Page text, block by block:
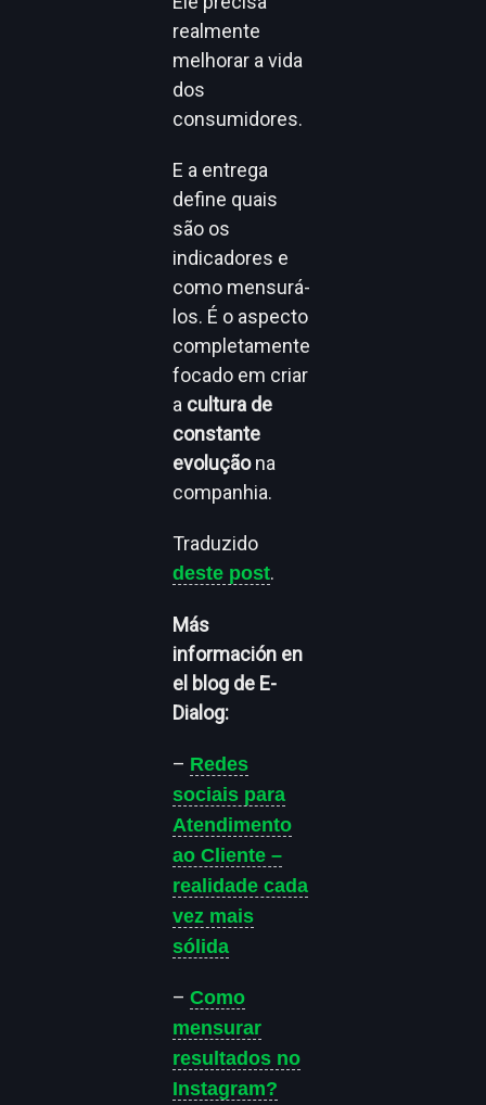
realmente
melhorar a vida
dos
consumidores.
E a entrega
define quais
são os
indicadores e
como mensurá-
los. É o aspecto
completamente
focado em criar
a cultura de
constante
evoluçãona
companhia.
Traduzido
deste post.
Más
información en
el blog de E-
Dialog:
– Redes
sociais para
Atendimento
ao Cliente –
realidade cada
vez mais
sólida
–Como
mensurar
resultados no
Instagram?